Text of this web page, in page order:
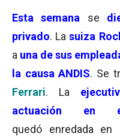
Esta semana se
privado. Lasuiza
a una de sus
la causa ANDIS. Se
Ferrari. La
actuación en
quedó enredada en